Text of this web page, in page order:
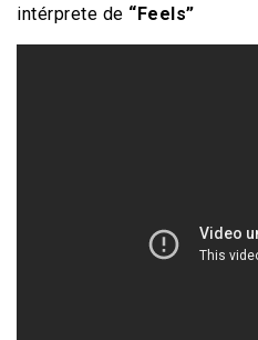
intérprete de “Feels”